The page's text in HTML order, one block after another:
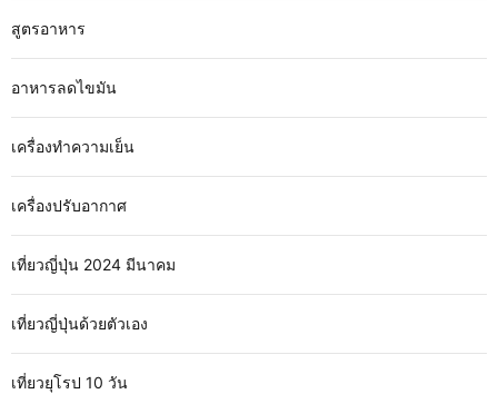
สูตรอาหาร
อาหารลดไขมัน
เครื่องทำความเย็น
เครื่องปรับอากาศ
เที่ยวญี่ปุ่น 2024 มีนาคม
เที่ยวญี่ปุ่นด้วยตัวเอง
เที่ยวยุโรป 10 วัน